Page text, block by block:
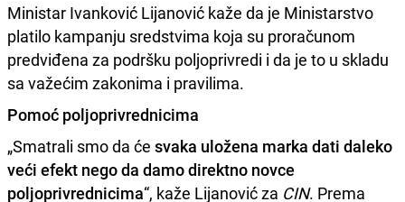
Ministar Ivanković Lijanović kaže da je Ministarstvo
platilo kampanju sredstvima koja su proračunom
predviđena za podršku poljoprivredi i da je to u skladu
sa važećim zakonima i pravilima.
Pomoć poljoprivrednicima
„Smatrali smo da će svaka uložena marka dati daleko
veći efekt nego da damo direktno novce
poljoprivrednicima“, kaže Lijanović za CIN. Prema